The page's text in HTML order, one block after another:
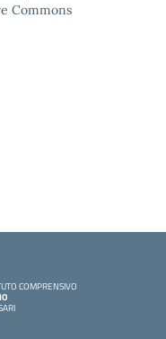
Commons
COMPRENSIVO